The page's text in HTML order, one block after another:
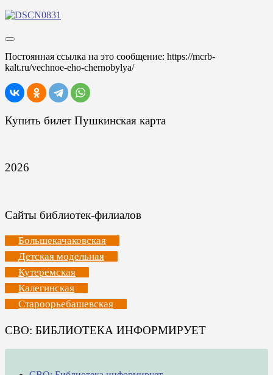
Постоянная ссылка на это сообщение: https://mcrb-
kalt.ru/vechnoe-eho-chernobylya/
Купить билет Пушкинская карта
2026
Сайты библиотек-филиалов
Большекачаковская
Детская модельная
Кутеремская
Калегинская
Староорьебашевская
СВО: БИБЛИОТЕКА ИНФОРМИРУЕТ